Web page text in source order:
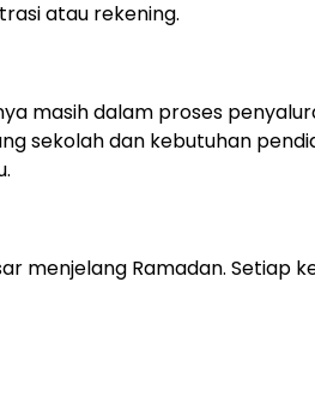
atau rekening.
masih dalam proses
sekolah dan kebutuhan
menjelang Ramadan. Setiap